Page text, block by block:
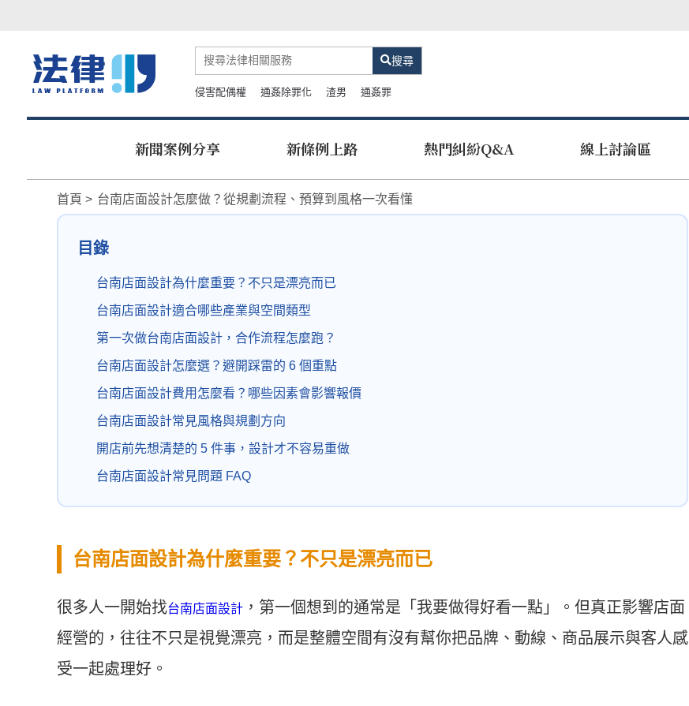
搜尋
侵害配偶權 通姦除罪化 渣男 通姦罪
新聞案例分享 新條例上路 熱門糾紛Q&A 線上討論區
首頁 台南店面設計怎麼做？從規劃流程、預算到風格一次看懂
目錄
台南店面設計為什麼重要？不只是漂亮而已
台南店面設計適合哪些產業與空間類型
第一次做台南店面設計，合作流程怎麼跑？
台南店面設計怎麼選？避開踩雷的 6 個重點
台南店面設計費用怎麼看？哪些因素會影響報價
台南店面設計常見風格與規劃方向
開店前先想清楚的 5 件事，設計才不容易重做
台南店面設計常見問題 FAQ
台南店面設計為什麼重要？不只是漂亮而已
很多人一開始找台南店面設計 ，第一個想到的通常是「我要做得好看一點」。但真正影響店面
經營的，往往不只是視覺漂亮，而是整體空間有沒有幫你把品牌、動線、商品展示與客人感
受一起處理好。